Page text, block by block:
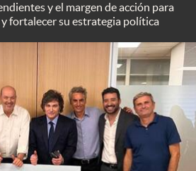
y el margen de acción para
fortalecer su estrategia política